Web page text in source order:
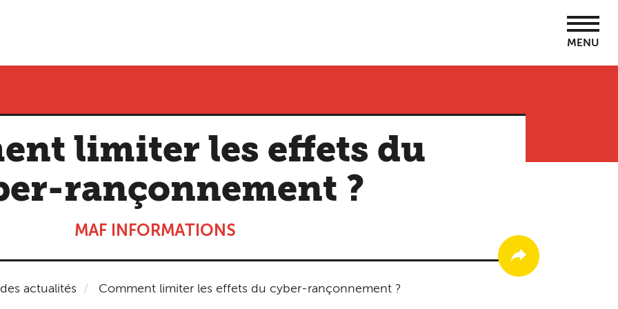
MENU
limiter les effets du
rançonnement ?
MAF INFORMATIONS
des actualités Comment limiter les effets du cyber-rançonnement ?